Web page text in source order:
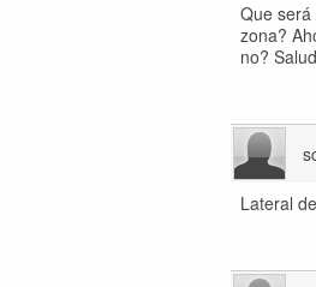
Que
zona?
no?
Lateral